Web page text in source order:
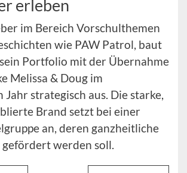
erleben
im Bereich Vorschulthemen
wie PAW Patrol, baut
Portfolio mit der Übernahme
Melissa & Doug im
Jahr strategisch aus. Die starke,
Brand setzt bei einer
an, deren ganzheitliche
werden soll.